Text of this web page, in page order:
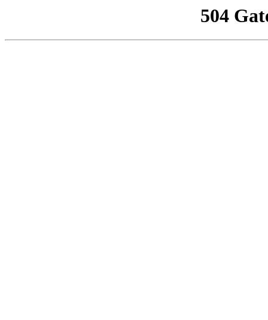
504